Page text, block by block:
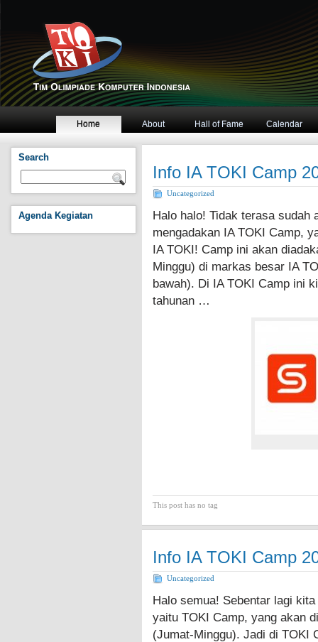
Home About Hall of Fame Calendar
Search
Agenda Kegiatan
Info IA TOKI Camp
Uncategorized
Halo halo! Tidak terasa sudah
mengadakan IA TOKI Camp,
IA TOKI! Camp ini akan
Minggu) di markas besar IA
bawah). Di IA TOKI Camp ini
tahunan …
This post has no tag
Info IA TOKI Camp
Uncategorized
Halo semua! Sebentar lagi
yaitu TOKI Camp, yang akan
(Jumat-Minggu). Jadi di TOKI